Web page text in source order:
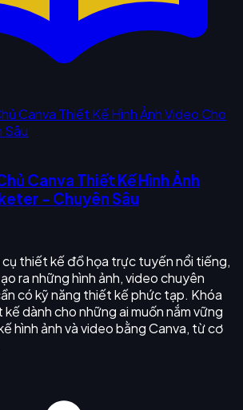
Canva Thiết Kế Hình Ảnh
- Chuyên Sâu
cụ thiết kế đồ họa trực tuyến nổi tiếng,
ra những hình ảnh, video chuyên
có kỹ năng thiết kế phức tạp. Khóa
dành cho những ai muốn nắm vững
hình ảnh và video bằng Canva, từ cơ